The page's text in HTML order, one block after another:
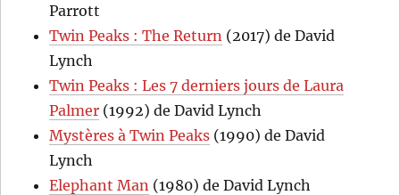
Parrott
Twin Peaks : The Return (2017) de David
Lynch
Twin Peaks : Les 7 derniers jours de Laura
Palmer (1992) de David Lynch
Mystères à Twin Peaks (1990) de David
Lynch
Elephant Man (1980) de David Lynch